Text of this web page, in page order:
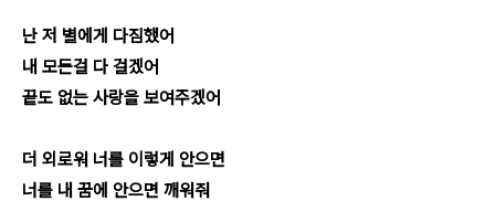
난 저 별에게 다짐했어
내 모든걸 다 걸겠어
끝도 없는 사랑을 보여주겠어
더 외로워 너를 이렇게 안으면
너를 내 꿈에 안으면 깨워줘